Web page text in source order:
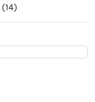
(14)